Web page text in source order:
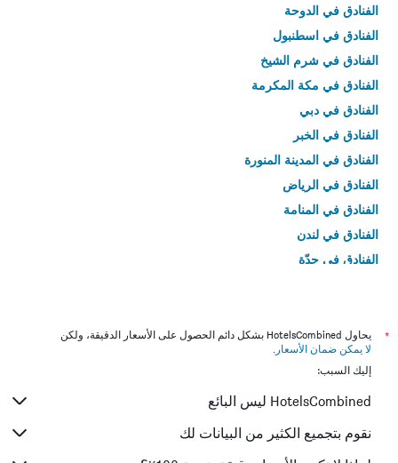
سعر
الغرفة
هذه
الليلة
الذي
عُثر
عليه
خلال
3
أيام
الفنادق في الدوحة
الفنادق في اسطنبول
الفنادق في شرم الشيخ
الفنادق في مكة المكرمة
الفنادق في دبي
الفنادق في الخبر
الفنادق في المدينة المنورة
الفنادق في الرياض
الفنادق في المنامة
الفنادق في لندن
الفنادق في جدّة
*
يحاول HotelsCombined بشكل دائم الحصول على الأسعار الدقيقة، ولكن
لا يمكن ضمان الأسعار .
إليك السبب:
HotelsCombined ليس البائع
نقوم بتجميع الكثير من البيانات لك